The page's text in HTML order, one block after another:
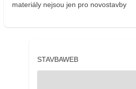
materiály nejsou jen pro novostavby
STAVBAWEB